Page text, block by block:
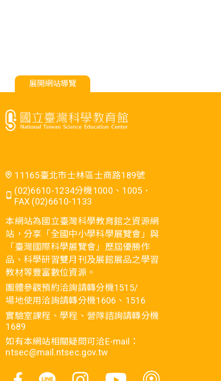
展開網站導覽
11165臺北市士林區士商路189號
(02)6610-1234分機1000、1005．
FAX (02)6610-1133
本網站為國立臺灣科學教育館之資源網
站，分享「全國中小學科學展覽會」與
「臺灣國際科學展覽會」歷屆優勝作
品、科學研習雙月刊及展館展品之學習
教材等豐富數位資源。
團體參觀預約洽詢請轉分機1515/
場地使用洽詢請轉分機1606、1516
實驗室課程、學程、營隊諮詢請轉分機
1689
如有本網站相關疑問可洽E-mail：
ntsec@mail.ntsec.gov.tw